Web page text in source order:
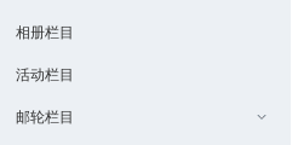
相册栏目
活动栏目
邮轮栏目